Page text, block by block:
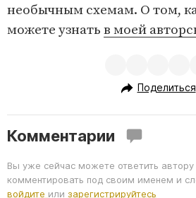
необычным схемам. О том,
можете узнать в моей
Поделиться
Комментарии
Вы уже сейчас можете ответить автору
комментировать под своим именем и
войдите или зарегистрируйтесь